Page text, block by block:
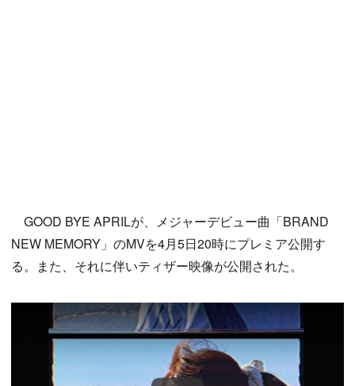
GOOD BYE APRILが、メジャーデビュー曲「BRAND
NEW MEMORY」のMVを4月5日20時にプレミア公開す
る。また、それに伴いティザー映像が公開された。